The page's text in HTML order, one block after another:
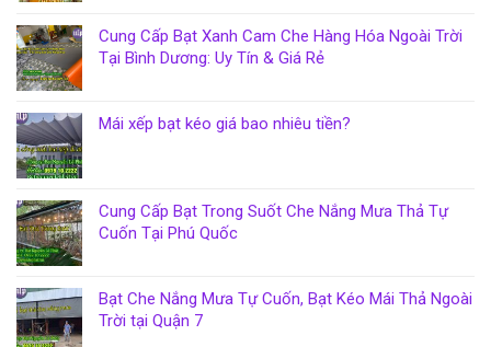
Cung Cấp Bạt Xanh Cam Che Hàng Hóa Ngoài Trời
Tại Bình Dương: Uy Tín & Giá Rẻ
Mái xếp bạt kéo giá bao nhiêu tiền?
Cung Cấp Bạt Trong Suốt Che Nắng Mưa Thả Tự
Cuốn Tại Phú Quốc
Bạt Che Nắng Mưa Tự Cuốn, Bạt Kéo Mái Thả Ngoài
Trời tại Quận 7